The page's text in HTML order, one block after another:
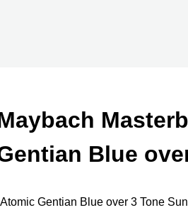
Blue
Gentian Blue over 3 Tone